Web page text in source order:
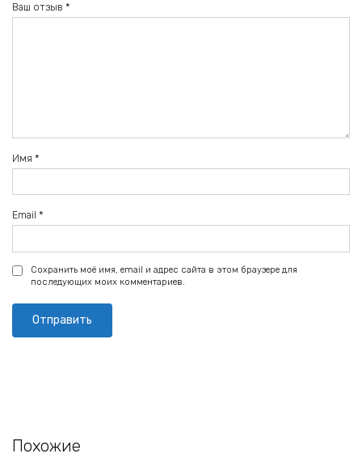
Ваш отзыв *
Имя *
Email *
Сохранить моё имя, email и адрес сайта в этом браузере для
последующих моих комментариев.
Похожие